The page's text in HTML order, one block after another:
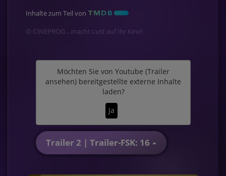
Inhalte zum Teil von
© CINEPROG ...macht Lust auf Ihr Kino!
Möchten Sie von Youtube (Trailer
ansehen) bereitgestellte externe Inhalte
laden?
Ja
Trailer 2 | Trailer-FSK: 16